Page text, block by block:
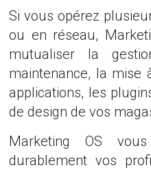
Si vous opérez
ou en réseau,
mutualiser la
maintenance, la mise
applications, les
de design de vos
Marketing OS
durablement vos